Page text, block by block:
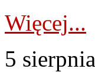
Więcej...
5